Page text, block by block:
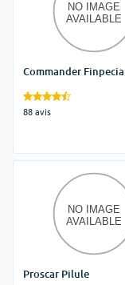
Commander Finpecia
88 avis
Proscar Pilule